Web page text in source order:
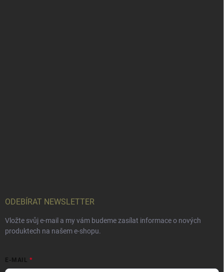
ODEBÍRAT NEWSLETTER
Vložte svůj e-mail a my vám budeme zasílat informace o nových
produktech na našem e-shopu.
E-MAIL